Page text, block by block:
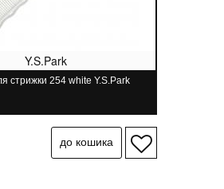
Y.S.Park
стрижки 254 white Y.S.Park